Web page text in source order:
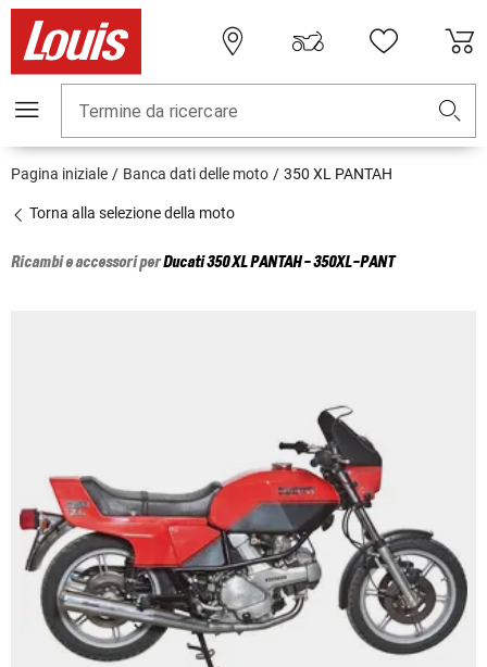
Termine da ricercare
Pagina iniziale Banca dati delle moto 350 XL PANTAH
Torna alla selezione della moto
Ricambi e accessori perDucati350 XL PANTAH - 350XL-PANT